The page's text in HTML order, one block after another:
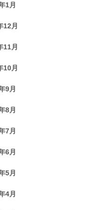
1月
12月
11月
10月
9月
8月
7月
6月
5月
4月